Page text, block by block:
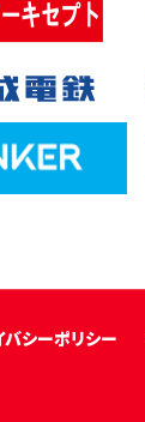
バシーポリシー